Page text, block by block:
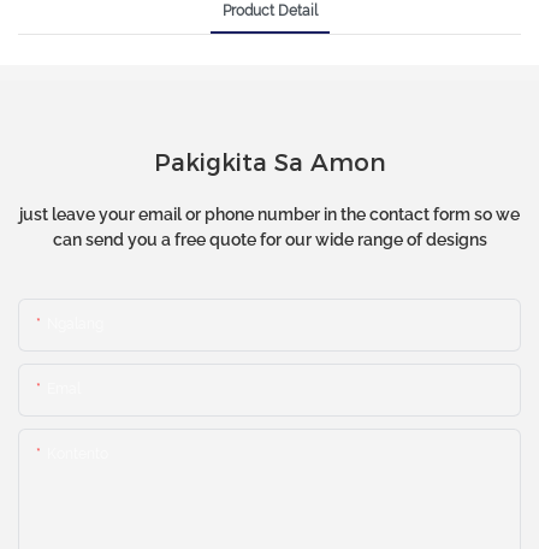
Product Detail
Pakigkita Sa Amon
just leave your email or phone number in the contact form so we
can send you a free quote for our wide range of designs